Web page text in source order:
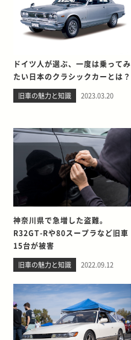
ドイツ人が選ぶ、一度は乗ってみ
たい日本のクラシックカーとは？
旧車の魅力と知識 2023.03.20
神奈川県で急増した盗難。
R32GT-Rや80スープラなど旧車
15台が被害
旧車の魅力と知識 2022.09.12